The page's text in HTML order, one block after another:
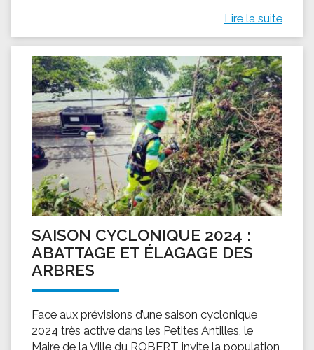
Lire la suite
SAISON CYCLONIQUE 2024 :
ABATTAGE ET ÉLAGAGE DES
ARBRES
Face aux prévisions d’une saison cyclonique
2024 très active dans les Petites Antilles, le
Maire de la Ville du ROBERT invite la population